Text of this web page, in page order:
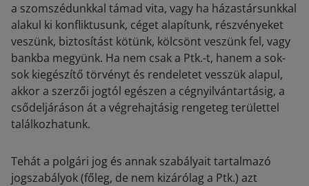
a szomszédunkkal támad vita, vagy ha házastársunkkal
alakul ki konfliktusunk, céget alapítunk, részvényeket
veszünk, biztosítást kötünk, kölcsönt veszünk fel, vagy
bankba megyünk. Ha nem csak a Ptk.-t, hanem a sok-
sok kiegészítő törvényt és rendeletet vesszük alapul,
akkor a szerzői jogtól egészen a cégnyilvántartásig, a
csődeljáráson át a végrehajtásig rengeteg területtel
találkozhatunk.
Tehát a polgári jog és annak szabályait tartalmazó
jogszabályok (főleg, de nem kizárólag a Ptk.) azt